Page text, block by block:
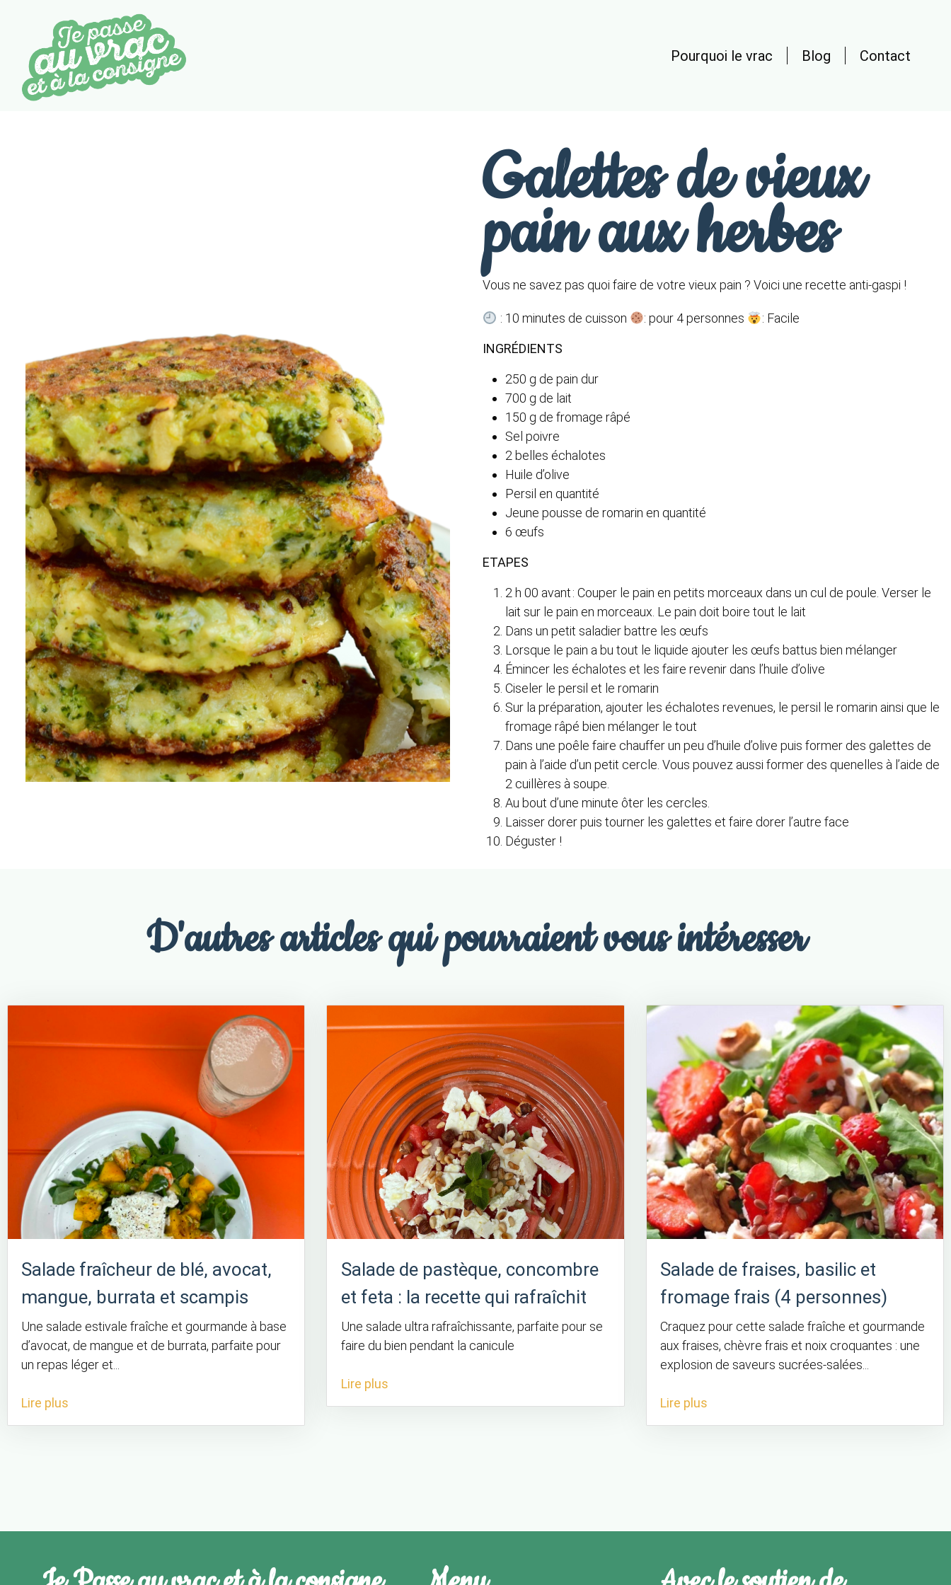
Pourquoi le vrac Blog Contact
Galettes de vieux
pain aux herbes
Vous ne savez pas quoi faire de votre vieux pain ? Voici une recette anti-gaspi !
: 10 minutes de cuisson : pour 4 personnes : Facile
INGRÉDIENTS
250 g de pain dur
700 g de lait
150 g de fromage râpé
Sel poivre
2 belles échalotes
Huile d’olive
Persil en quantité
Jeune pousse de romarin en quantité
6 œufs
ETAPES
2 h 00 avant : Couper le pain en petits morceaux dans un cul de poule. Verser le
lait sur le pain en morceaux. Le pain doit boire tout le lait
Dans un petit saladier battre les œufs
Lorsque le pain a bu tout le liquide ajouter les œufs battus bien mélanger
Émincer les échalotes et les faire revenir dans l’huile d’olive
Ciseler le persil et le romarin
Sur la préparation, ajouter les échalotes revenues, le persil le romarin ainsi que le
fromage râpé bien mélanger le tout
Dans une poêle faire chauffer un peu d’huile d’olive puis former des galettes de
pain à l’aide d’un petit cercle. Vous pouvez aussi former des quenelles à l’aide de
2 cuillères à soupe.
Au bout d’une minute ôter les cercles.
Laisser dorer puis tourner les galettes et faire dorer l’autre face
Déguster !
D'autres articles qui pourraient vous intéresser
Salade fraîcheur de blé, avocat,
mangue, burrata et scampis
Une salade estivale fraîche et gourmande à base
d’avocat, de mangue et de burrata, parfaite pour
un repas léger et...
Lire plus
Salade de pastèque, concombre
et feta : la recette qui rafraîchit
Une salade ultra rafraîchissante, parfaite pour se
faire du bien pendant la canicule
Lire plus
Salade de fraises, basilic et
fromage frais (4 personnes)
Craquez pour cette salade fraîche et gourmande
aux fraises, chèvre frais et noix croquantes : une
explosion de saveurs sucrées-salées...
Lire plus